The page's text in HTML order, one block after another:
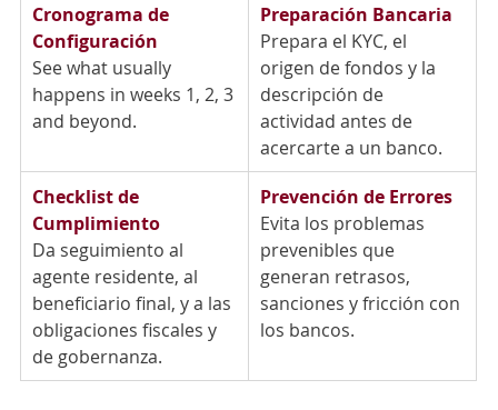
Cronograma de
Configuración
See what usually
happens in weeks 1, 2, 3
and beyond.
Preparación Bancaria
Prepara el KYC, el
origen de fondos y la
descripción de
actividad antes de
acercarte a un banco.
Checklist de
Cumplimiento
Da seguimiento al
agente residente, al
beneficiario final, y a las
obligaciones fiscales y
de gobernanza.
Prevención de Errores
Evita los problemas
prevenibles que
generan retrasos,
sanciones y fricción con
los bancos.